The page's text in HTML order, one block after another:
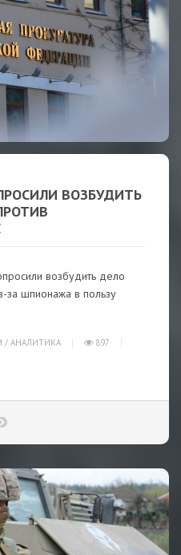
ВОЗБУДИТЬ
возбудить дело
за шпионажа в пользу
/ АНАЛИТИКА
897